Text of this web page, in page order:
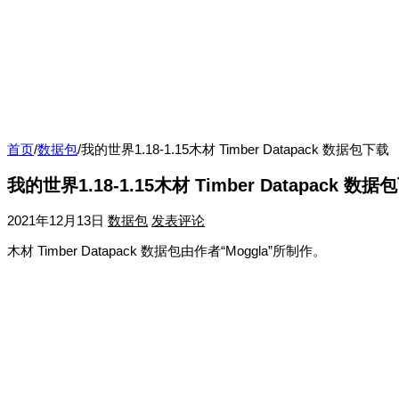
首页/数据包/我的世界1.18-1.15木材 Timber Datapack 数据包下载
我的世界1.18-1.15木材 Timber Datapack 数据
2021年12月13日 数据包 发表评论
木材 Timber Datapack 数据包由作者“Moggla”所制作。